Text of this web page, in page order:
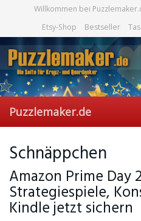
Willkommen bei
Etsy-Shop
Bestseller
Puzzlemaker.de
Schnäppchen
Amazon Prime Day
Strategiespiele,
Kindle jetzt sichern